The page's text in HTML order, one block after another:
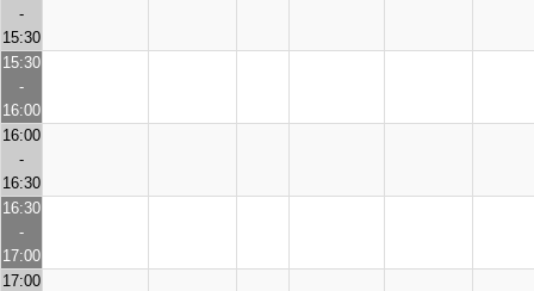
-
15:30
15:30
-
16:00
16:00
-
16:30
16:30
-
17:00
17:00